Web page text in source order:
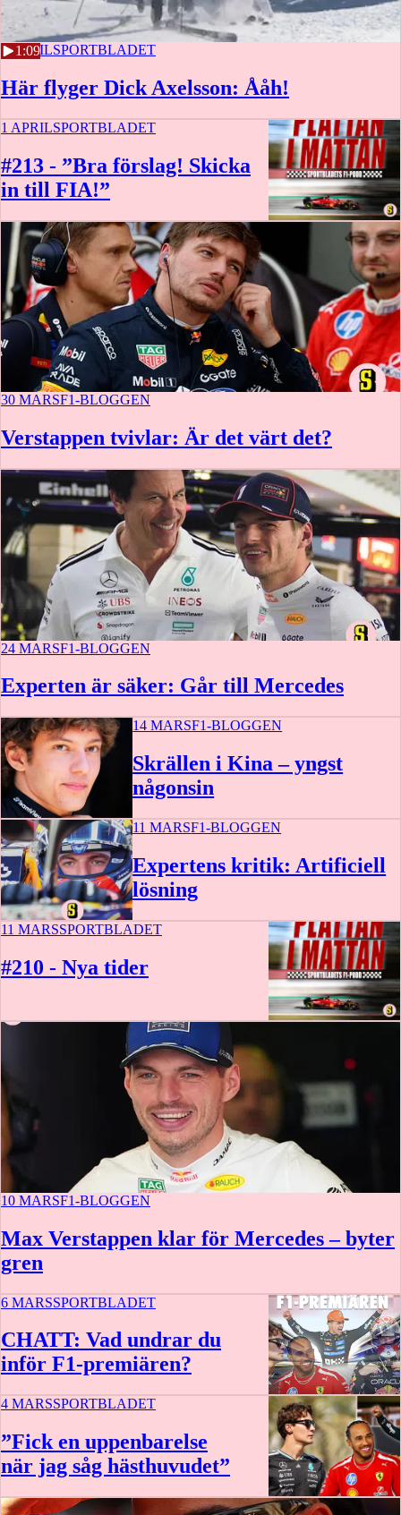
1:09
4 APRILSPORTBLADET
Här flyger Dick Axelsson: Ååh!
1 APRILSPORTBLADET
#213 - ”Bra förslag! Skicka
in till FIA!”
30 MARSF1-BLOGGEN
Verstappen tvivlar: Är det värt det?
24 MARSF1-BLOGGEN
Experten är säker: Går till Mercedes
14 MARSF1-BLOGGEN
Skrällen i Kina – yngst
någonsin
11 MARSF1-BLOGGEN
Expertens kritik: Artificiell
lösning
11 MARSSPORTBLADET
#210 - Nya tider
10 MARSF1-BLOGGEN
Max Verstappen klar för Mercedes – byter
gren
6 MARSSPORTBLADET
CHATT: Vad undrar du
inför F1-premiären?
37 min
4 MARSSPORTBLADET
”Fick en uppenbarelse
när jag såg hästhuvudet”
1 t 16 m